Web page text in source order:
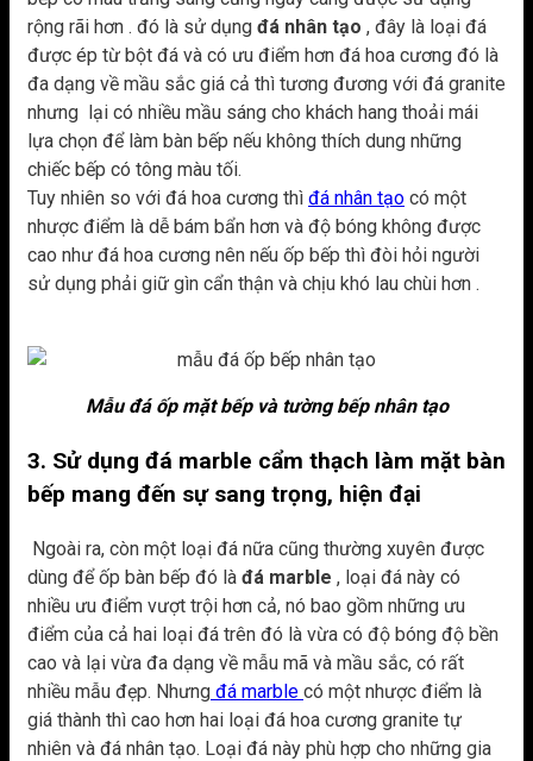
rộng rãi hơn . đó là sử dụng đá nhân tạo , đây là loại đá
được ép từ bột đá và có ưu điểm hơn đá hoa cương đó là
đa dạng về mầu sắc giá cả thì tương đương với đá granite
nhưng lại có nhiều mầu sáng cho khách hang thoải mái
lựa chọn để làm bàn bếp nếu không thích dung những
chiếc bếp có tông màu tối.
Tuy nhiên so với đá hoa cương thì đá nhân tạo có một
nhược điểm là dễ bám bẩn hơn và độ bóng không được
cao như đá hoa cương nên nếu ốp bếp thì đòi hỏi người
sử dụng phải giữ gìn cẩn thận và chịu khó lau chùi hơn .
Mẫu đá ốp mặt bếp và tường bếp nhân tạo
3. Sử dụng đá marble cẩm thạch làm mặt bàn
bếp mang đến sự sang trọng, hiện đại
Ngoài ra, còn một loại đá nữa cũng thường xuyên được
dùng để ốp bàn bếp đó là đá marble , loại đá này có
nhiều ưu điểm vượt trội hơn cả, nó bao gồm những ưu
điểm của cả hai loại đá trên đó là vừa có độ bóng độ bền
cao và lại vừa đa dạng về mẫu mã và mầu sắc, có rất
nhiều mẫu đẹp. Nhưng đá marble có một nhược điểm là
giá thành thì cao hơn hai loại đá hoa cương granite tự
nhiên và đá nhân tạo. Loại đá này phù hợp cho những gia